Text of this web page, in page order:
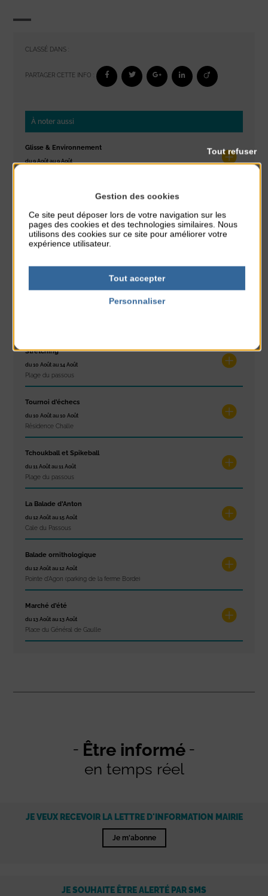
CLASSÉ DANS :
PARTAGER CETTE INFO :
À noter aussi
Glisse & Environnement
du 9 Août au 9 Août
du 9 Août au 9 Août
Place du Général de Gaulle
Exposition « Itinéraires »
Stretching
du 10 Août au 14 Août
Plage du passous
Tournoi d’échecs
du 10 Août au 10 Août
Résidence Challe
Tchoukball et Spikeball
du 11 Août au 11 Août
Plage du passous
La Balade d’Anton
du 12 Août au 15 Août
Cale du Passous
Balade ornithologique
du 12 Août au 12 Août
Pointe d'Agon (parking de la ferme Borde)
Marché d’été
du 13 Août au 13 Août
Place du Général de Gaulle
Être informé
en temps réel
JE VEUX RECEVOIR LA LETTRE D'INFORMATION MAIRIE
Je m'abonne
JE SOUHAITE ÊTRE ALERTÉ PAR SMS
Gestion des cookies
Ce site peut déposer lors de votre navigation sur les
pages des cookies et des technologies similaires. Nous
utilisons des cookies sur ce site pour améliorer votre
expérience utilisateur.
Tout accepter
Tout refuser
Personnaliser